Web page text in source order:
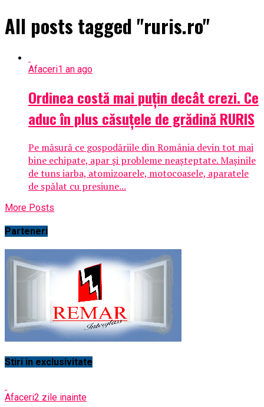
All posts tagged "ruris.ro"
Afaceri1 an ago
Ordinea costă mai puțin decât crezi. Ce
aduc în plus căsuțele de grădină RURIS
Pe măsură ce gospodăriile din România devin tot mai
bine echipate, apar și probleme neașteptate. Mașinile
de tuns iarba, atomizoarele, motocoasele, aparatele
de spălat cu presiune...
More Posts
Parteneri
Stiri in exclusivitate
Afaceri2 zile inainte